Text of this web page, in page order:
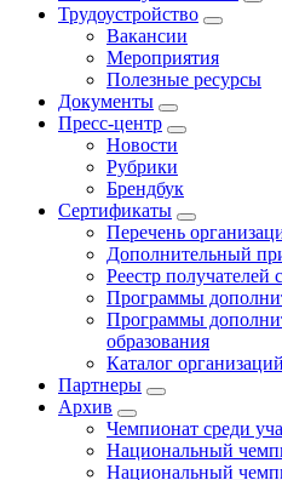
Трудоустройство
Вакансии
Мероприятия
Полезные ресурсы
Документы
Пресс-центр
Новости
Рубрики
Брендбук
Сертификаты
Перечень
Дополнительный
Реестр получателей
Программы
Программы
образования
Каталог организаций
Партнеры
Архив
Чемпионат среди
Национальный
Национальный